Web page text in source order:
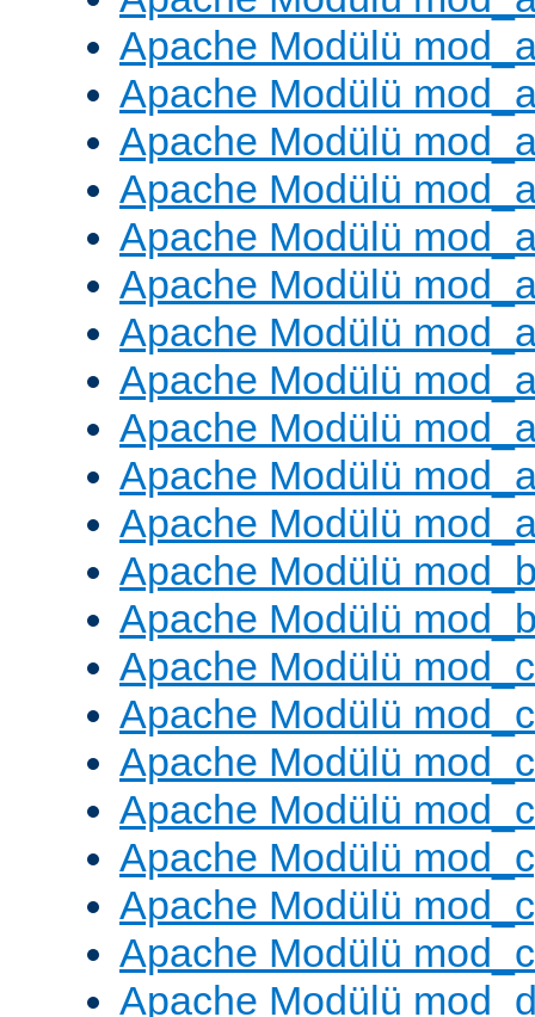
Apache Modülü
Apache Modülü
Apache Modülü
Apache Modülü
Apache Modülü
Apache Modülü
Apache Modülü
Apache Modülü
Apache Modülü
Apache Modülü
Apache Modülü
Apache Modülü
Apache Modülü
Apache Modülü
Apache Modülü
Apache Modülü
Apache Modülü
Apache Modülü
Apache Modülü
Apache Modülü
Apache Modülü